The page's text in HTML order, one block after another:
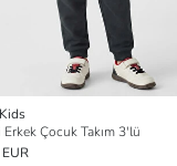
Çocuk Takım 3'lü